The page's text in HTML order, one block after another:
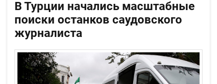
В Турции начались масштабные
поиски останков саудовского
журналиста